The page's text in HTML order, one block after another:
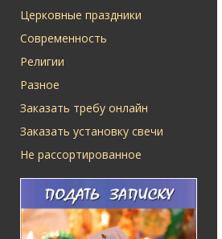
Церковные праздники
Современность
Религии
Разное
Заказать требу онлайн
Заказать установку свечи
Не рассортированное